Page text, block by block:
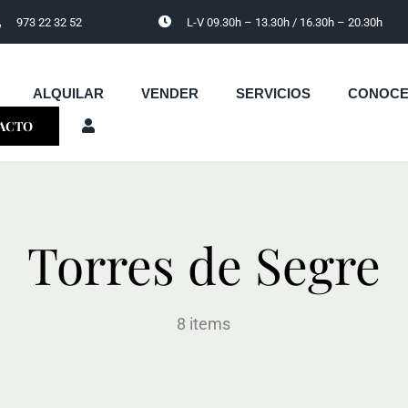
973 22 32 52 L-V 09.30h – 13.30h / 16.30h – 20.30h
ALQUILAR VENDER SERVICIOS
Torres de Segre
8 items